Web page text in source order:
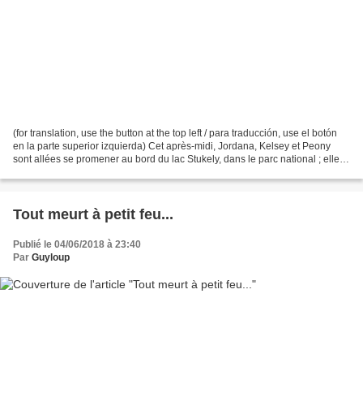
(for translation, use the button at the top left / para traducción, use el botón
en la parte superior izquierda) Cet après-midi, Jordana, Kelsey et Peony
sont allées se promener au bord du lac Stukely, dans le parc national ; elles
Tout meurt à petit feu...
Publié le 04/06/2018 à 23:40
Par Guyloup